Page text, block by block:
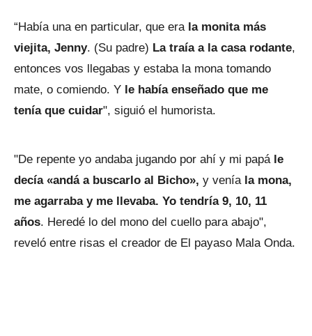
“Había una en particular, que era la monita más
viejita, Jenny. (Su padre) La traía a la casa rodante,
entonces vos llegabas y estaba la mona tomando
mate, o comiendo. Y le había enseñado que me
tenía que cuidar", siguió el humorista.
"De repente yo andaba jugando por ahí y mi papá le
decía «andá a buscarlo al Bicho», y venía la mona,
me agarraba y me llevaba. Yo tendría 9, 10, 11
años. Heredé lo del mono del cuello para abajo",
reveló entre risas el creador de El payaso Mala Onda.